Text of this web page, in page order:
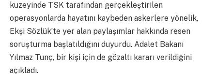
kuzeyinde TSK tarafından gerçekleştirilen
operasyonlarda hayatını kaybeden askerlere yönelik,
Ekşi Sözlük’te yer alan paylaşımlar hakkında resen
soruşturma başlatıldığını duyurdu. Adalet Bakanı
Yılmaz Tunç, bir kişi için de gözaltı kararı verildiğini
açıkladı.